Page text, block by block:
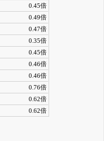
0.45倍
0.49倍
0.47倍
0.35倍
0.45倍
0.46倍
0.46倍
0.76倍
0.62倍
0.62倍